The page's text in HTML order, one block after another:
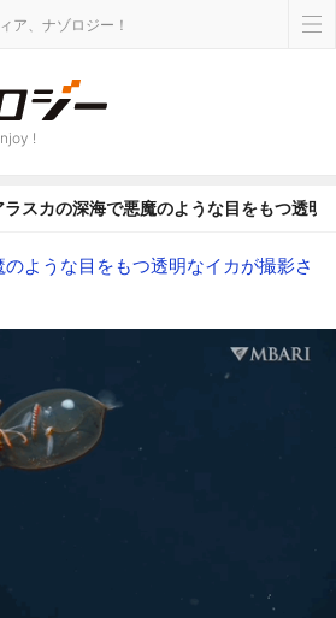
ア、ナゾロジー！
!
ラスカの深海で悪魔のような目をもつ透明
ような目をもつ透明なイカが撮影さ